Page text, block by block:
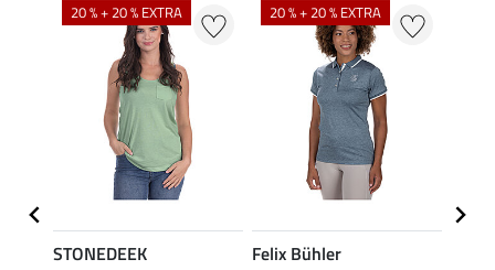
20 % + 20 % EXTRA
STONEDEEK
20 % + 20 % EXTRA
Felix Bühler